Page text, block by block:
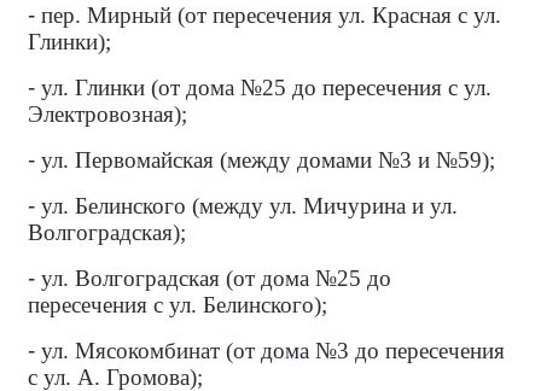
- пер. Мирный (от пересечения ул. Красная с ул.
Глинки);
- ул. Глинки (от дома №25 до пересечения с ул.
Электровозная);
- ул. Первомайская (между домами №3 и №59);
- ул. Белинского (между ул. Мичурина и ул.
Волгоградская);
- ул. Волгоградская (от дома №25 до
пересечения с ул. Белинского);
- ул. Мясокомбинат (от дома №3 до пересечения
с ул. А. Громова);